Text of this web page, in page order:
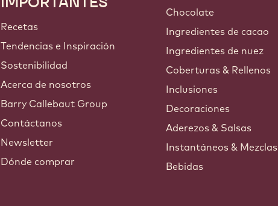
Callebaut
Recetas
Tendencias e Inspiración
Sostenibilidad
Acerca de nosotros
Barry Callebaut Group
Contáctanos
Newsletter
Dónde comprar
Chocolate
Ingredientes de cacao
Ingredientes de nuez
Coberturas & Rellenos
Inclusiones
Decoraciones
Aderezos & Salsas
Instantáneos & Mezclas
Bebidas